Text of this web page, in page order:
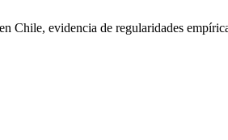
Chile, evidencia de regularidades